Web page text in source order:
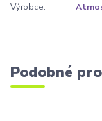
Výrobce:
Podobné